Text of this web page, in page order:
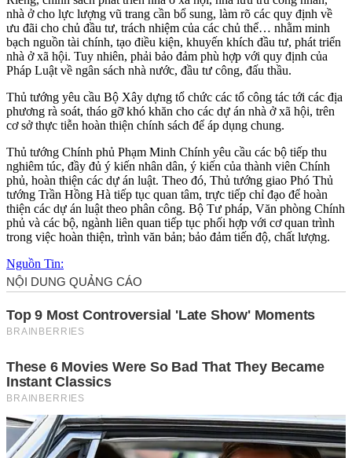
nhà ở cho lực lượng vũ trang cần bổ sung, làm rõ các quy định về
ưu đãi cho chủ đầu tư, trách nhiệm của các chủ thể… nhằm minh
bạch nguồn tài chính, tạo điều kiện, khuyến khích đầu tư, phát triển
nhà ở xã hội. Tuy nhiên, phải bảo đảm phù hợp với quy định của
Pháp Luật về ngân sách nhà nước, đầu tư công, đấu thầu.
Thủ tướng yêu cầu Bộ Xây dựng tổ chức các tổ công tác tới các địa
phương rà soát, tháo gỡ khó khăn cho các dự án nhà ở xã hội, trên
cơ sở thực tiễn hoàn thiện chính sách để áp dụng chung.
Thủ tướng Chính phủ Phạm Minh Chính yêu cầu các bộ tiếp thu
nghiêm túc, đầy đủ ý kiến nhân dân, ý kiến của thành viên Chính
phủ, hoàn thiện các dự án luật. Theo đó, Thủ tướng giao Phó Thủ
tướng Trần Hồng Hà tiếp tục quan tâm, trực tiếp chỉ đạo để hoàn
thiện các dự án luật theo phân công. Bộ Tư pháp, Văn phòng Chính
phủ và các bộ, ngành liên quan tiếp tục phối hợp với cơ quan trình
trong việc hoàn thiện, trình văn bản; bảo đảm tiến độ, chất lượng.
Nguồn Tin: